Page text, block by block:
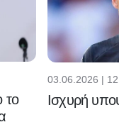
το
03.06.2026 |
Ισχυρή